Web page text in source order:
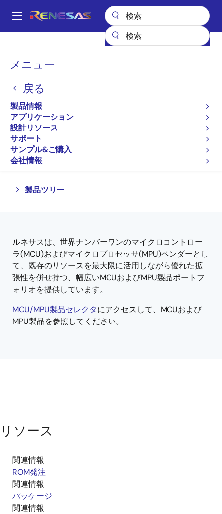
ン
Main
メニュー
戻る
製品情報
アプリケーション
設計リソース
サポート
サンプル&ご購入
会社情報
パ
く
ず
マイクロコントローラとマイクロプロセッサ
その他のMCUとMPU
ページセクションへ移動：
製品ツリー
Close
Open
ルネサスは、世界ナンバーワンのマイクロコントロー
ラ(MCU)およびマイクロプロセッサ(MPU)ベンダーとし
て、既存のリソースを最大限に活用しながら優れた拡
張性を併せ持つ、幅広いMCUおよびMPU製品ポートフ
ォリオを提供しています。
MCU/MPU製品セレクタにアクセスして、MCUおよび
MPU製品を参照してください。
リソース
関連情報
ROM発注
関連情報
パッケージ
関連情報